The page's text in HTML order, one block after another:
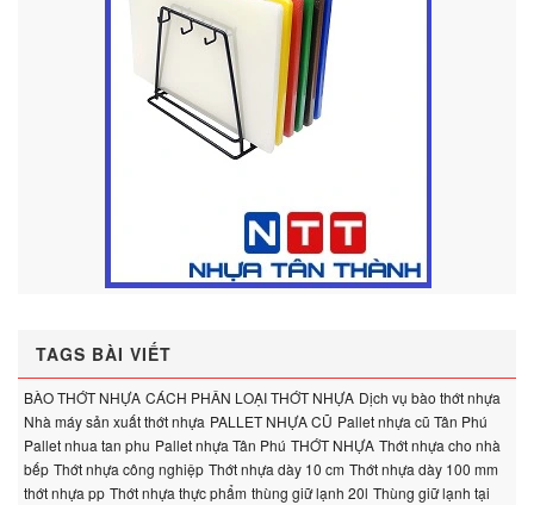
TAGS BÀI VIẾT
BÀO THỚT NHỰA CÁCH PHÂN LOẠI THỚT NHỰA Dịch vụ bào thớt nhựa
Nhà máy sản xuất thớt nhựa PALLET NHỰA CŨ Pallet nhựa cũ Tân Phú
Pallet nhua tan phu Pallet nhựa Tân Phú THỚT NHỰA Thớt nhựa cho nhà
bếp Thớt nhựa công nghiệp Thớt nhựa dày 10 cm Thớt nhựa dày 100 mm
thớt nhựa pp Thớt nhựa thực phẩm thùng giữ lạnh 20l Thùng giữ lạnh tại